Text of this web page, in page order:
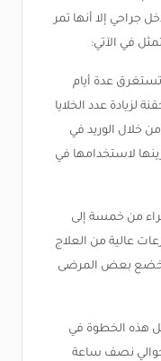
جراحي إلا أنها تمر
في الآتي:
عدة أيام
لزيادة عدد الخلايا
خلال الوريد في
لاستخدامها في
من خمسة إلى
عالية من العلاج
يخضع بعض المرضى
هذه الخطوة في
نصف ساعة